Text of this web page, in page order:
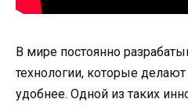
В мире постоянно
технологии, которые
удобнее. Одной из таких